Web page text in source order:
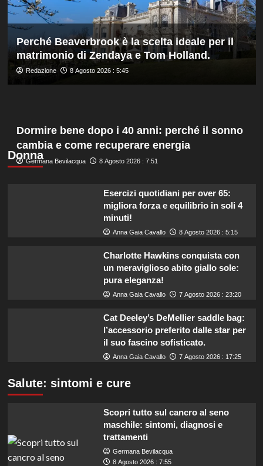
Montreal,
Shang
in
tre
set
Perché Beaverbrook è la scelta ideale per il
matrimonio di Zendaya e Tom Holland.
Redazione 8 Agosto 2026 : 5:45
Donna
Dormire bene dopo i 40 anni: perché il sonno
cambia e come recuperare energia
Germana Bevilacqua 8 Agosto 2026 : 7:51
Esercizi quotidiani per over 65:
migliora forza e equilibrio in soli 4
minuti!
Anna Gaia Cavallo 8 Agosto 2026 : 5:15
Charlotte Hawkins conquista con
un meraviglioso abito giallo sole:
pura eleganza!
Anna Gaia Cavallo 7 Agosto 2026 : 23:20
Cat Deeley’s DeMellier saddle bag:
l’accessorio preferito dalle star per
il suo fascino sofisticato.
Anna Gaia Cavallo 7 Agosto 2026 : 17:25
Salute: sintomi e cure
Scopri tutto sul cancro al seno
maschile: sintomi, diagnosi e
trattamenti
Germana Bevilacqua
8 Agosto 2026 : 7:55